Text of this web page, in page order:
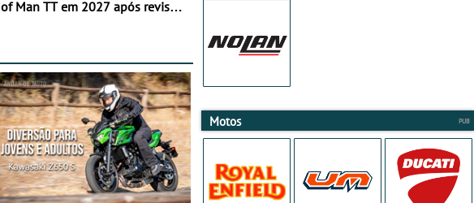
of Man TT em 2027 após revisão
Motos